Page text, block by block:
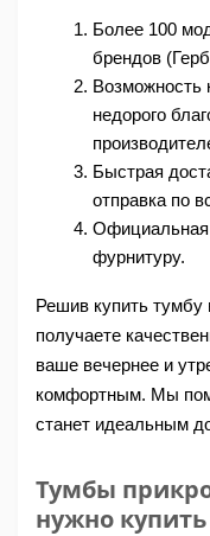
Более 100
брендов
Возможность
недорого
Быстрая
отправка по
Официальная
фурнитуру.
Решив купить
получаете
ваше вечернее и
комфортным. Мы
станет идеальным
Тумбы
нужно купить